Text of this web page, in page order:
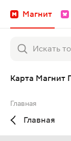
Магнит
Карта Магнит
Главная
Главная